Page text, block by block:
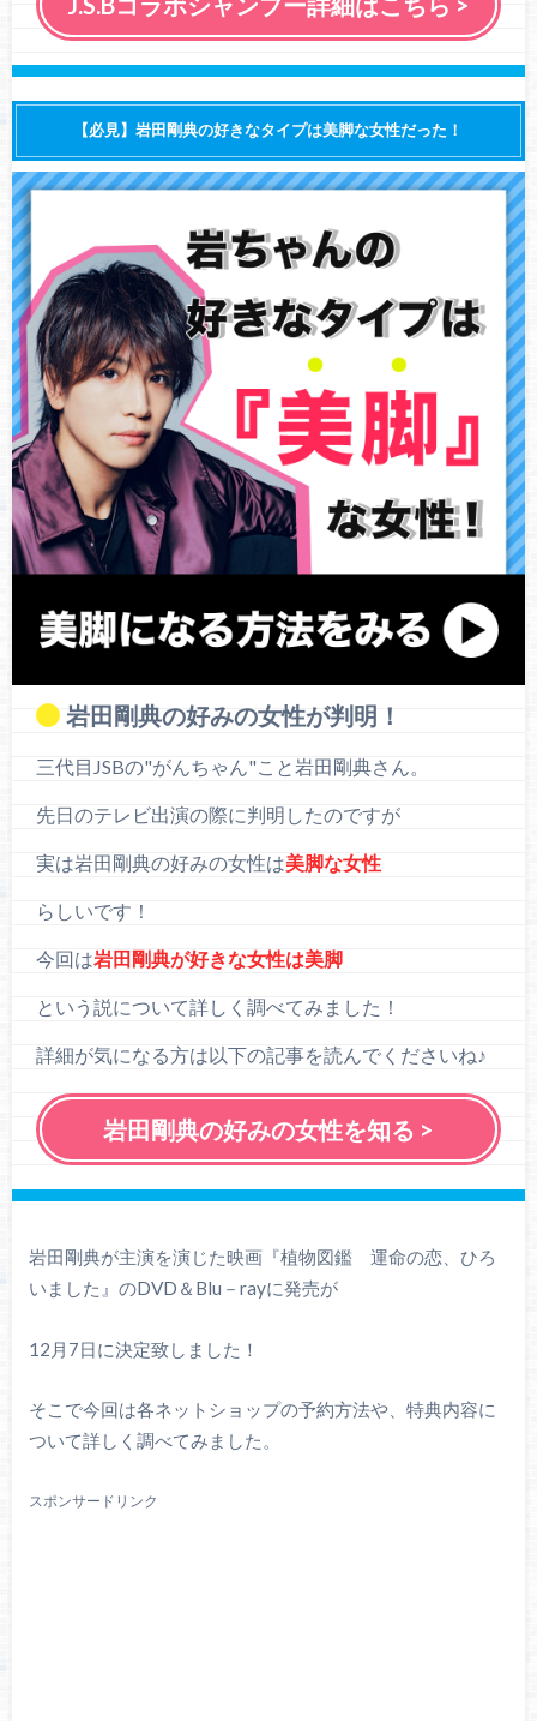
【必見】岩田剛典の好きなタイプは美脚な女性だった！
岩田剛典の好みの女性が判明！
三代目JSBの"がんちゃん"こと岩田剛典さん。
先日のテレビ出演の際に判明したのですが
実は岩田剛典の好みの女性は美脚な女性
らしいです！
今回は岩田剛典が好きな女性は美脚
という説について詳しく調べてみました！
詳細が気になる方は以下の記事を読んでくださいね♪
岩田剛典の好みの女性を知る >
岩田剛典が主演を演じた映画『植物図鑑 運命の恋、ひろ
いました』のDVD＆Blu－rayに発売が
12月7日に決定致しました！
そこで今回は各ネットショップの予約方法や、特典内容に
ついて詳しく調べてみました。
スポンサードリンク